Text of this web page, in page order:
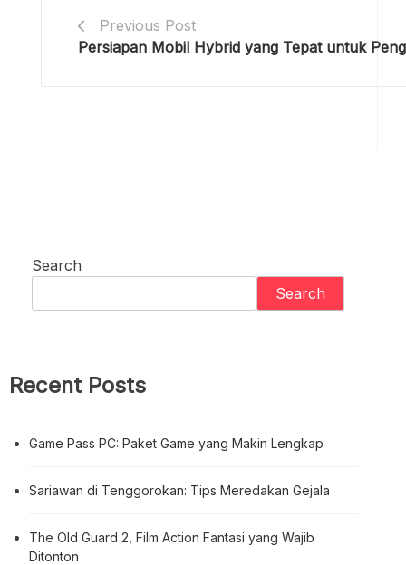
Previous Post
Persiapan Mobil Hybrid yang Tepat untuk
Search
Search
Recent Posts
Game Pass PC: Paket Game yang Makin Lengkap
Sariawan di Tenggorokan: Tips Meredakan Gejala
The Old Guard 2, Film Action Fantasi yang Wajib
Ditonton